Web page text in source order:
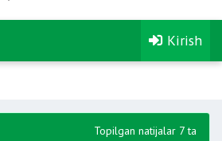
Kirish
Topilgan natijalar 7 ta